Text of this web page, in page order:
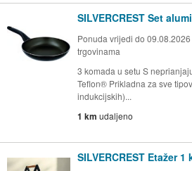
SILVERCREST Set
Ponuda vrijedi do
trgovinama
3 komada u setu S
Teflon® Prikladna za sve
indukcijskih)...
1 km udaljeno
SILVERCREST Etažer 1